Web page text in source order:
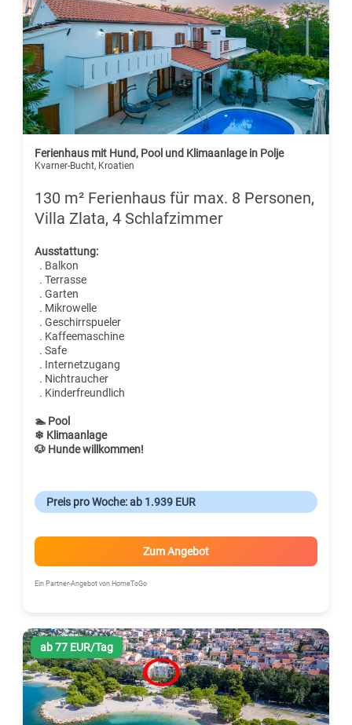
Ferienhaus mit Hund, Pool und Klimaanlage in Polje
Kvarner-Bucht, Kroatien
130 m² Ferienhaus für max. 8 Personen,
Villa Zlata, 4 Schlafzimmer
Ausstattung:
. Balkon
. Terrasse
. Garten
. Mikrowelle
. Geschirrspueler
. Kaffeemaschine
. Safe
. Internetzugang
. Nichtraucher
. Kinderfreundlich
🏊 Pool
❄ Klimaanlage
🐶 Hunde willkommen!
Preis pro Woche: ab 1.939 EUR
Zum Angebot
Ein Partner-Angebot von HomeToGo
ab 77 EUR/Tag